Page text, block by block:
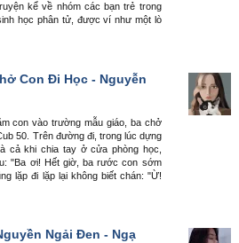
kể về nhóm các bạn trẻ trong
học phân tử, được ví như một lò
Con Đi Học - Nguyễn
con vào trường mẫu giáo, ba chở
50. Trên đường đi, trong lúc dựng
cả khi chia tay ở cửa phòng học,
"Ba ơi! Hết giờ, ba rước con sớm
lặp đi lặp lại không biết chán: "Ừ!
Ngải Đen - Ngạ